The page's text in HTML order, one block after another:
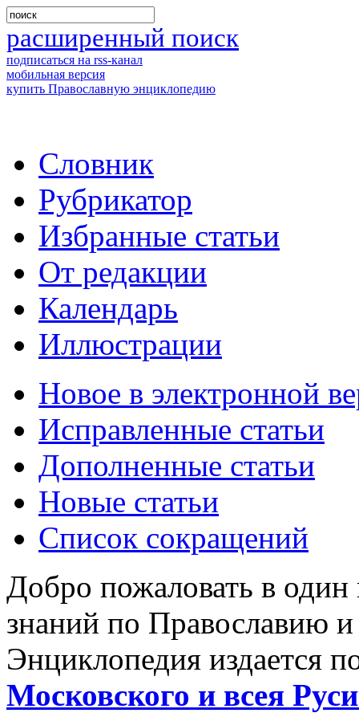
расширенный поиск
подписаться на rss-канал
мобильная версия
купить Православную энциклопедию
Словник
Рубрикатор
Избранные статьи
От редакции
Календарь
Иллюстрации
Новое в электронной
Исправленные статьи
Дополненные статьи
Новые статьи
Список сокращений
Добро пожаловать в
знаний по Православию
Энциклопедия издается
Московского и всея